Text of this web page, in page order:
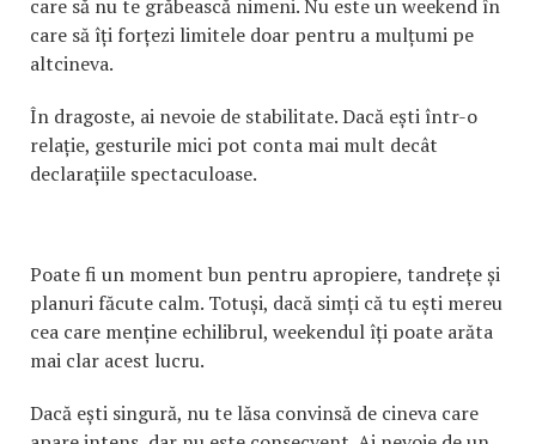
care să nu te grăbească nimeni. Nu este un weekend în
care să îți forțezi limitele doar pentru a mulțumi pe
altcineva.
În dragoste, ai nevoie de stabilitate. Dacă ești într-o
relație, gesturile mici pot conta mai mult decât
declarațiile spectaculoase.
Poate fi un moment bun pentru apropiere, tandrețe și
planuri făcute calm. Totuși, dacă simți că tu ești mereu
cea care menține echilibrul, weekendul îți poate arăta
mai clar acest lucru.
Dacă ești singură, nu te lăsa convinsă de cineva care